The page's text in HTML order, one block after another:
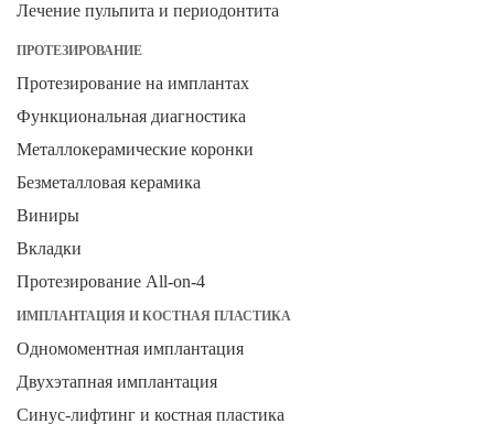
Лечение пульпита и периодонтита
ПРОТЕЗИРОВАНИЕ
Протезирование на имплантах
Функциональная диагностика
Металлокерамические коронки
Безметалловая керамика
Виниры
Вкладки
Протезирование All-on-4
ИМПЛАНТАЦИЯ И КОСТНАЯ ПЛАСТИКА
Одномоментная имплантация
Двухэтапная имплантация
Синус-лифтинг и костная пластика